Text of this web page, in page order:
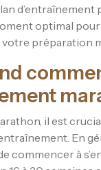
d’entraînement
optimal
votre préparation
il est
En
commencer à